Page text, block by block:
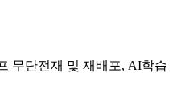
무단전재 및 재배포, AI학습